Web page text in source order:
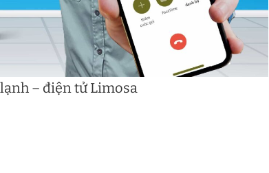
– điện tử Limosa